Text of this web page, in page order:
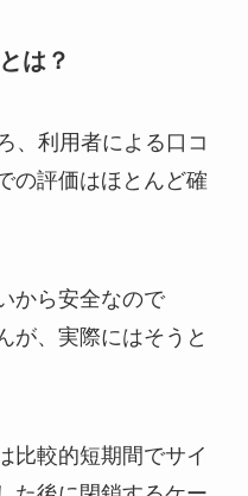
は？
、利用者による口コ
の評価はほとんど確
から安全なので
が、実際にはそうと
比較的短期間でサイ